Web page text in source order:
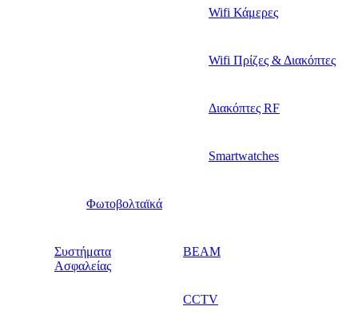
Wifi Κάμερες
Wifi Πρίζες & Διακόπτες
Διακόπτες RF
Smartwatches
Φωτοβολταϊκά
Συστήματα
Ασφαλείας
BEAM
CCTV